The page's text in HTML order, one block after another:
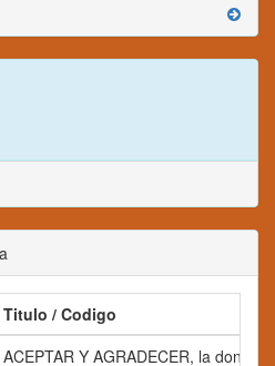
Titulo / Codigo
ACEPTAR Y AGRADECER, la